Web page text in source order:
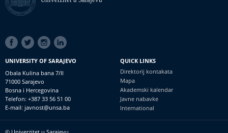
SOCIAL
LINKS
UNIVERSITY OF SARAJEVO
Obala Kulina bana 7/II
71000 Sarajevo
Bosna i Hercegovina
Telefon: +387 33 56 51 00
E-mail: javnost@unsa.ba
QUICK LINKS
Direktorij kontakata
Mapa
Akademski kalendar
Javne nabavke
International